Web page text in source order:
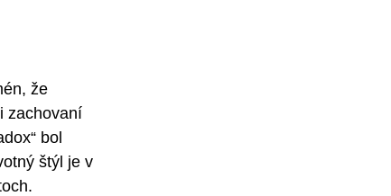
že
zachovaní
bol
štýl je v